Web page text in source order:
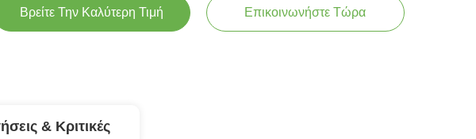
Βρείτε Την Καλύτερη Τιμή Επικοινωνήστε Τώρα
& Κριτικές